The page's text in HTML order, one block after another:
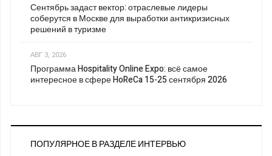
Сентябрь задаст вектор: отраслевые лидеры
соберутся в Москве для выработки антикризисных
решений в туризме
АВГ 3, 2026
Программа Hospitality Online Expo: всё самое
интересное в сфере HoReCa 15-25 сентября 2026
ПОПУЛЯРНОЕ В РАЗДЕЛЕ ИНТЕРВЬЮ